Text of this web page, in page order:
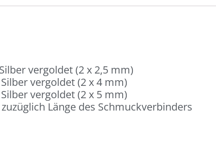
vergoldet (2 x 2,5 mm)
vergoldet (2 x 4 mm)
vergoldet (2 x 5 mm)
Länge des Schmuckverbinders